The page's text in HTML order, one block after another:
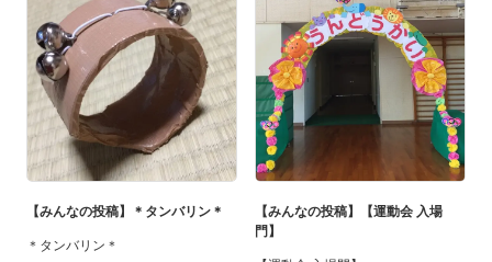
【みんなの投稿】＊タンバリン＊
＊タンバリン＊
【みんなの投稿】【運動会 入場
門】